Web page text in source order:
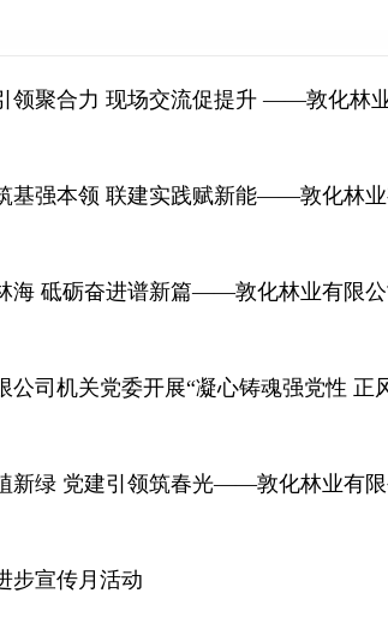
领聚合力 现场交流促提升 ——敦化林
基强本领 联建实践赋新能——敦化林
海 砥砺奋进谱新篇——敦化林业有限
公司机关党委开展“凝心铸魂强党性 正
新绿 党建引领筑春光——敦化林业有
步宣传月活动